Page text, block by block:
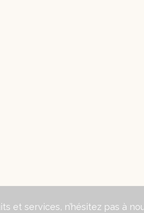
et services, n’hésitez pas à